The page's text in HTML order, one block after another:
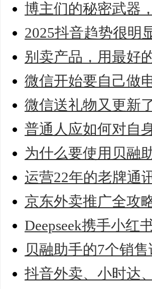
博主们的秘密武器
2025抖音趋势很明
别卖产品，用最好
微信开始要自己做
微信送礼物又更新
普通人应如何对自
为什么要使用贝融
运营22年的老牌通
京东外卖推广全攻
Deepseek携手小红
贝融助手的7个销
抖音外卖、小时达